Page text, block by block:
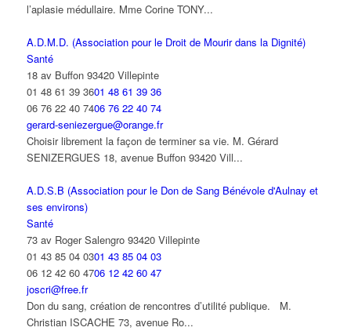
l’aplasie médullaire. Mme Corine TONY...
A.D.M.D. (Association pour le Droit de Mourir dans la Dignité)
Santé
18 av Buffon 93420 Villepinte
01 48 61 39 3601 48 61 39 36
06 76 22 40 7406 76 22 40 74
gerard-seniezergue@orange.fr
Choisir librement la façon de terminer sa vie. M. Gérard
SENIZERGUES 18, avenue Buffon 93420 Vill...
A.D.S.B (Association pour le Don de Sang Bénévole d'Aulnay et
ses environs)
Santé
73 av Roger Salengro 93420 Villepinte
01 43 85 04 0301 43 85 04 03
06 12 42 60 4706 12 42 60 47
joscri@free.fr
Don du sang, création de rencontres d’utilité publique. M.
Christian ISCACHE 73, avenue Ro...